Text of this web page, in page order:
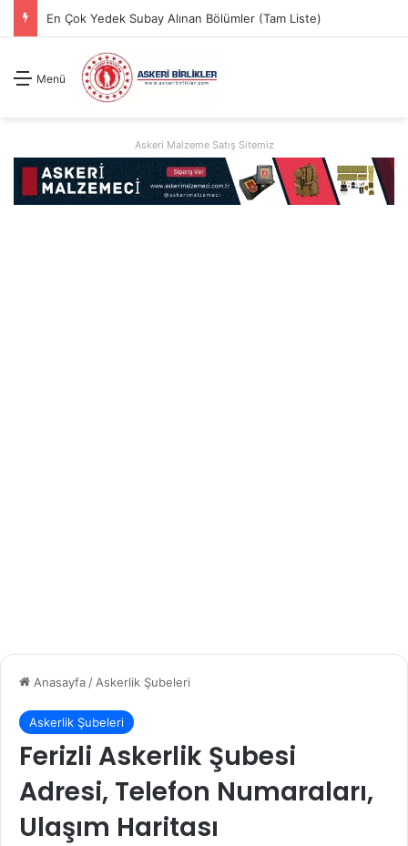
En Çok Yedek Subay Alınan Bölümler (Tam Liste)
Menü
Askeri Malzeme Satış Sitemiz
Anasayfa / Askerlik Şubeleri
Askerlik Şubeleri
Ferizli Askerlik Şubesi
Adresi, Telefon Numaraları,
Ulaşım Haritası